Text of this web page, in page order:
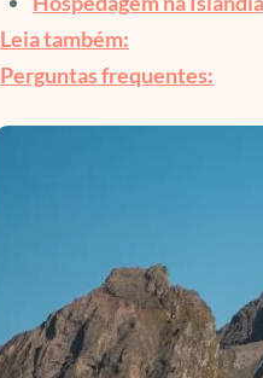
Leia também:
Perguntas frequentes: